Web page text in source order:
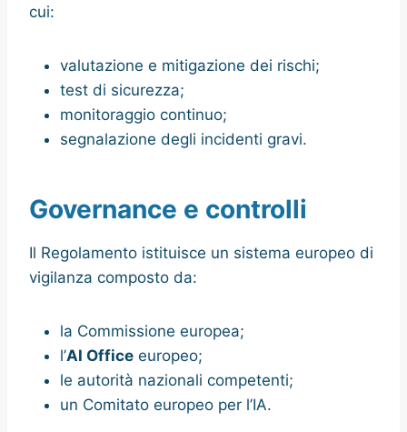
cui:
valutazione e mitigazione dei rischi;
test di sicurezza;
monitoraggio continuo;
segnalazione degli incidenti gravi.
Governance e controlli
Il Regolamento istituisce un sistema europeo di
vigilanza composto da:
la Commissione europea;
l’AI Office europeo;
le autorità nazionali competenti;
un Comitato europeo per l’IA.